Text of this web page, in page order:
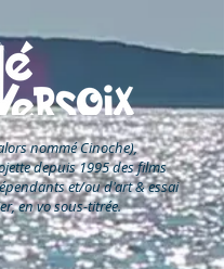
nommé Cinoche),
depuis 1995 des films
et/ou d'art & essai
en vo sous-titrée.